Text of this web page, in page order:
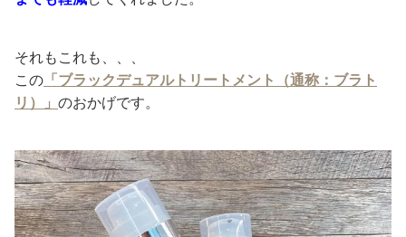
それもこれも、、、
この 「ブラックデュアルトリートメント（通称：ブラト
リ）」 のおかげです。